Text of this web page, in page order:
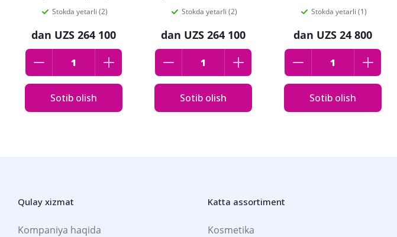
Stokda yetarli (2)
dan UZS 264 100
Sotib olish
Stokda yetarli (2)
dan UZS 264 100
Sotib olish
Stokda yetarli (1)
dan UZS 24 800
Sotib olish
Qulay xizmat
Kompaniya haqida
Katta assortiment
Kosmetika